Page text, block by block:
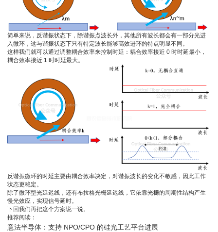
简单来说，反谐振状态下，除谐振点波长外，其他所有波长都会有一部分光进
入微环，这与谐振状态下只有特定波长能够高效进环的特点明显不同。
这样我们就可以通过调整耦合效率来控制时延：耦合效率接近 0 时时延最小，
耦合效率接近 1 时时延最大。
反谐振微环的时延主要由耦合效率决定，对谐振波长的变化不敏感，因此工作
状态更稳定。
除了微环型光延迟线，还有布拉格光栅延迟线，它依靠光栅的周期性结构产生
慢光效应，实现信号延时。
下回我们再把这个方案说一说。
推荐阅读：
意法半导体：支持 NPO/CPO 的硅光工艺平台进展